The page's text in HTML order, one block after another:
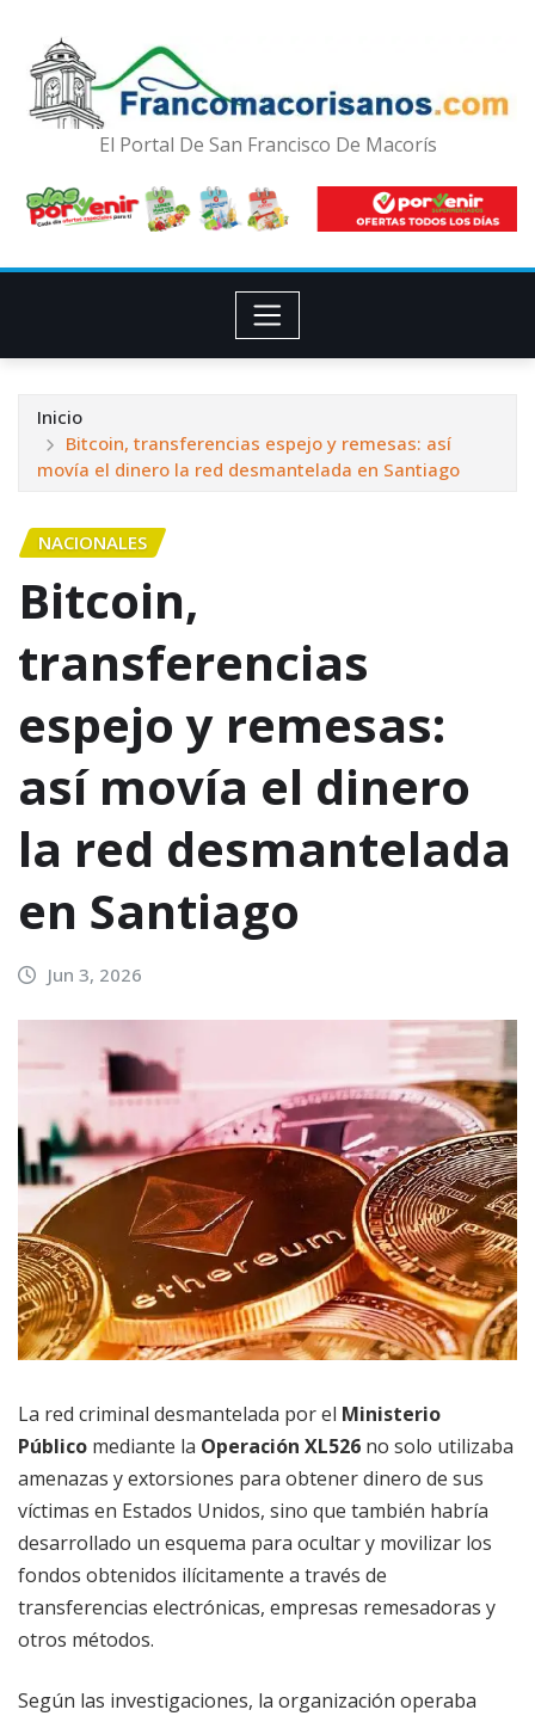
El Portal De San Francisco De Macorís
Inicio
Bitcoin, transferencias espejo y remesas: así
movía el dinero la red desmantelada en Santiago
NACIONALES
Bitcoin,
transferencias
espejo y remesas:
así movía el dinero
la red desmantelada
en Santiago
Jun 3, 2026
La red criminal desmantelada por el Ministerio
Público mediante la Operación XL526 no solo utilizaba
amenazas y extorsiones para obtener dinero de sus
víctimas en Estados Unidos, sino que también habría
desarrollado un esquema para ocultar y movilizar los
fondos obtenidos ilícitamente a través de
transferencias electrónicas, empresas remesadoras y
otros métodos.
Según las investigaciones, la organización operaba